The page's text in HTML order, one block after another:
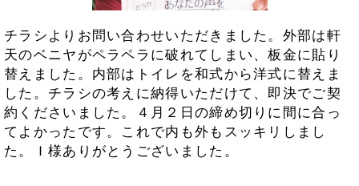
チラシよりお問い合わせいただきました。外部は軒
天のベニヤがペラペラに破れてしまい、板金に貼り
替えました。内部はトイレを和式から洋式に替えま
した。チラシの考えに納得いただけて、即決でご契
約くださいました。４月２日の締め切りに間に合っ
てよかったです。これで内も外もスッキリしまし
た。Ｉ様ありがとうございました。